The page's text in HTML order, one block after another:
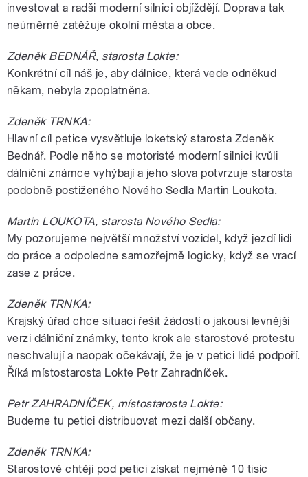
investovat a radši moderní silnici objíždějí. Doprava tak
neúměrně zatěžuje okolní města a obce.
Zdeněk BEDNÁŘ, starosta Lokte:
Konkrétní cíl náš je, aby dálnice, která vede odněkud
někam, nebyla zpoplatněna.
Zdeněk TRNKA:
Hlavní cíl petice vysvětluje loketský starosta Zdeněk
Bednář. Podle něho se motoristé moderní silnici kvůli
dálniční známce vyhýbají a jeho slova potvrzuje starosta
podobně postiženého Nového Sedla Martin Loukota.
Martin LOUKOTA, starosta Nového Sedla:
My pozorujeme největší množství vozidel, když jezdí lidi
do práce a odpoledne samozřejmě logicky, když se vrací
zase z práce.
Zdeněk TRNKA:
Krajský úřad chce situaci řešit žádostí o jakousi levnější
verzi dálniční známky, tento krok ale starostové protestu
neschvalují a naopak očekávají, že je v petici lidé podpoří.
Říká místostarosta Lokte Petr Zahradníček.
Petr ZAHRADNÍČEK, místostarosta Lokte:
Budeme tu petici distribuovat mezi další občany.
Zdeněk TRNKA:
Starostové chtějí pod petici získat nejméně 10 tisíc